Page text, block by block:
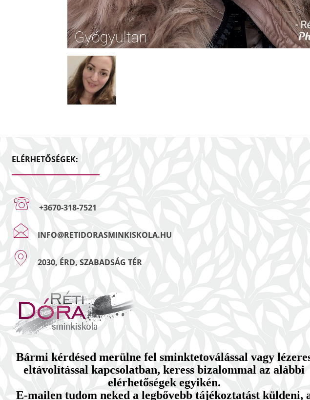
ELÉRHETŐSÉGEK:
+3670-318-7521
INFO@RETIDORASMINKISKOLA.HU
2030, ÉRD, SZABADSÁG TÉR
Bármi kérdésed merülne fel sminktetoválással vagy
eltávolítással kapcsolatban, keress bizalommal az alábbi
elérhetőségek egyikén.
E-mailen tudom neked a legbővebb tájékoztatást küldeni,